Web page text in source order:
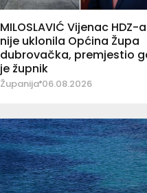
MILOSLAVIĆ Vijenac HDZ-a
nije uklonila Općina Župa
dubrovačka, premjestio
je župnik
Županija 06.08.2026